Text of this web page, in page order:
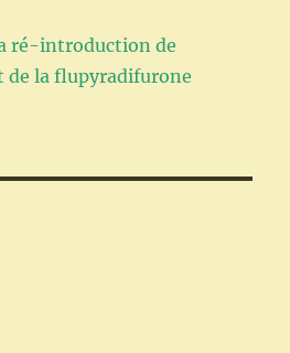
ré-introduction de
de la flupyradifurone